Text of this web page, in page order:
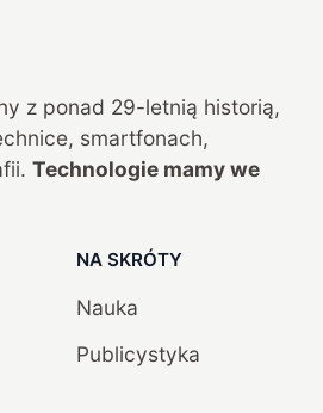
z ponad 29-letnią historią,
smartfonach,
Technologie mamy we
NA SKRÓTY
Nauka
Publicystyka